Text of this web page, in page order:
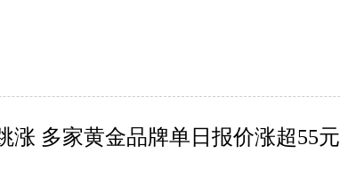
涨 多家黄金品牌单日报价涨超55元